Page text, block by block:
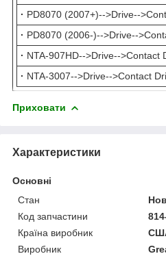
· PD8070 (2007+)-->Drive--
· PD8070 (2006-)-->Drive--
· NTA-907HD-->Drive-->Contact
· NTA-3007-->Drive-->Contact
Приховати
Характеристики
Основні
Стан
Код запчастини
Країна виробник
Виробник